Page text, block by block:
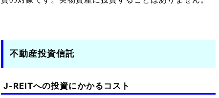
不動産投資信託
J-REITへの投資にかかるコスト